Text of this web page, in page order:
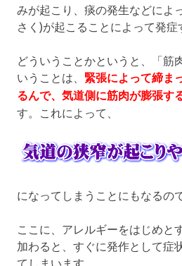
みが起こり、痰の発生などによ
さく)が起こることによって発症
どういうことかというと、「筋
いうことは、 緊張によって締ま
るんで、気道側に筋肉が膨張す
す。これによって、
になってしまうことにもなるの
ここに、アレルギーをはじめと
加わると、すぐに発作として症
てしまいます。